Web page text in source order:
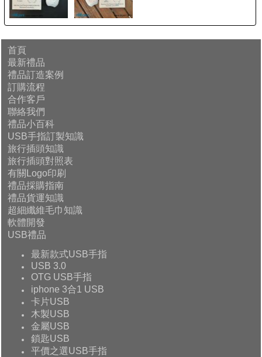
首頁
最新禮品
禮品訂造案例
訂購流程
合作客戶
聯絡我們
禮品小百科
USB手指訂製知識
旅行插頭知識
旅行插頭對照表
有關Logo印刷
禮品採購指南
禮品貨運知識
超細纖維毛巾知識
軟體開發
USB禮品
最新款式USB手指
USB 3.0
OTG USB手指
iphone 3合1 USB
卡片USB
木製USB
金屬USB
鎖匙USB
平價之選USB手指